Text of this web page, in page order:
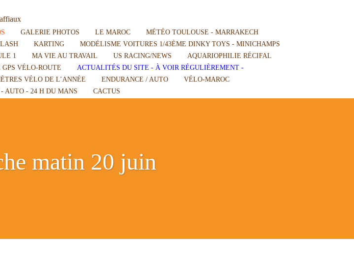
GALERIE PHOTOS LE MAROC
MÉTÉO TOULOUSE - MARRAKECH
KARTING
MODÉLISME VOITURES 1/43ÈME DINKY TOYS - MINICHAMPS
1
MA VIE AU TRAVAIL US RACING/NEWS
AQUARIOPHILIE RÉCIFAL
GPS VÉLO-ROUTE
ACTUALITÉS DU SITE - À VOIR RÉGULIÈREMENT -
VÉLO DE L’ANNÉE
ENDURANCE / AUTO
VÉLO-MAROC
- AUTO - 24 H DU MANS
CACTUS
matin 20 juin